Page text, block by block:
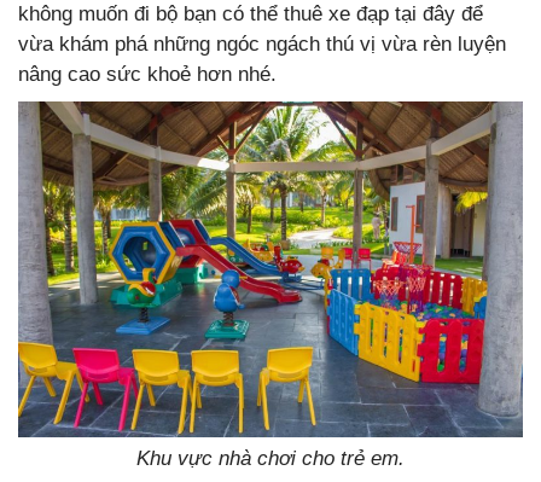
không muốn đi bộ bạn có thể thuê xe đạp tại đây để
vừa khám phá những ngóc ngách thú vị vừa rèn luyện
nâng cao sức khoẻ hơn nhé.
Khu vực nhà chơi cho trẻ em.